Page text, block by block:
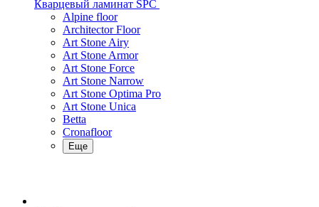
Кварцевый ламинат SPC
Alpine floor
Architector Floor
Art Stone Airy
Art Stone Armor
Art Stone Force
Art Stone Narrow
Art Stone Optima Pro
Art Stone Unica
Betta
Cronafloor
Еще